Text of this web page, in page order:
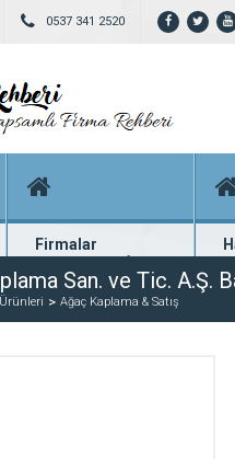
0537 341 2520
Firmalar
Yüzlerce kayıtlı firma
San. ve Tic. A.Ş.
Ağaç Kaplama & Satış